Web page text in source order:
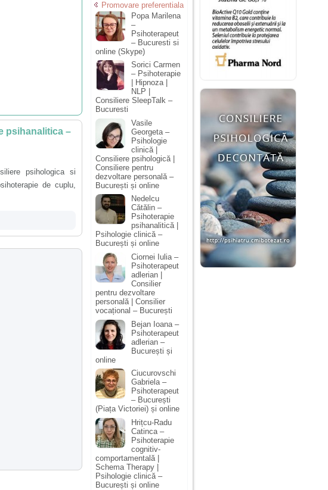
psihanalitica –
psihologica si
de cuplu,
Promovare preferentiala
Popa Marilena
–
Psihoterapeut
– Bucuresti si
online (Skype)
Sorici Carmen
– Psihoterapie
| Hipnoza |
NLP |
Consiliere SleepTalk –
Bucuresti
Vasile
Georgeta –
Psihologie
clinică |
Consiliere psihologică |
Consiliere pentru
dezvoltare personală –
București și online
Nedelcu
Cătălin –
Psihoterapie
psihanalitică |
Psihologie clinică –
București și online
Ciornei Iulia –
Psihoterapeut
adlerian |
Consilier
pentru dezvoltare
personală | Consilier
vocațional – București
Bejan Ioana –
Psihoterapeut
adlerian –
București și
online
Ciucurovschi
Gabriela –
Psihoterapeut
– București
(Piața Victoriei) și online
Hrițcu-Radu
Catinca –
Psihoterapie
cognitiv-
comportamentală |
Schema Therapy |
Psihologie clinică –
București și online